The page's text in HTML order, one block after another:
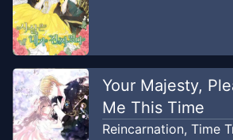
Chapter30
Sella Scanslation
Chapter29
Sella Scanslation
Your Majesty,
Me This Time
Reincarnation, Time